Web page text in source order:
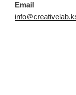
Email
info＠